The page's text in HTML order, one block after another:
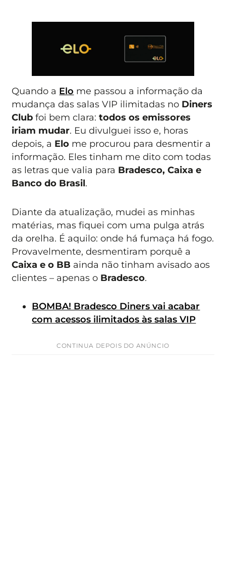
Quando a Elo me passou a informação da
mudança das salas VIP ilimitadas no Diners
Club foi bem clara:todos os emissores
iriam mudar. Eu divulguei isso e, horas
depois, a Elo me procurou para desmentir a
informação. Eles tinham me dito com todas
as letras que valia para Bradesco, Caixa e
Banco do Brasil.
Diante da atualização, mudei as minhas
matérias, mas fiquei com uma pulga atrás
da orelha. É aquilo: onde há fumaça há fogo.
Provavelmente, desmentiram porquê a
Caixa e o BB ainda não tinham avisado aos
clientes – apenas o Bradesco.
BOMBA! Bradesco Diners vai acabar
com acessos ilimitados às salas VIP
CONTINUA DEPOIS DO ANÚNCIO